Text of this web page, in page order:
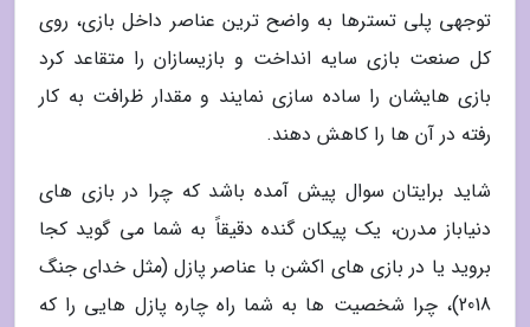
توجهی پلی تسترها به واضح ترین عناصر داخل بازی، روی
کل صنعت بازی سایه انداخت و بازیسازان را متقاعد کرد
بازی هایشان را ساده سازی نمایند و مقدار ظرافت به کار
رفته در آن ها را کاهش دهند.
شاید برایتان سوال پیش آمده باشد که چرا در بازی های
دنیاباز مدرن، یک پیکان گنده دقیقاً به شما می گوید کجا
بروید یا در بازی های اکشن با عناصر پازل (مثل خدای جنگ
2018)، چرا شخصیت ها به شما راه چاره پازل هایی را که